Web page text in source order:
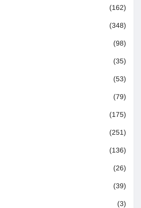
(162)
(348)
(98)
(35)
(53)
(79)
(175)
(251)
(136)
(26)
(39)
(3)